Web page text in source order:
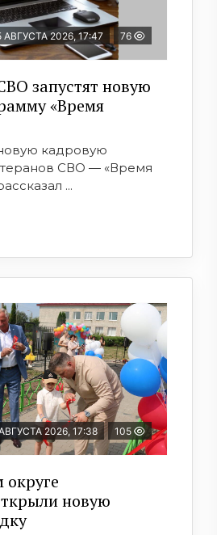
АВГУСТА 2026, 17:47 76
запустят новую
«Время
кадровую
СВО — «Время
...
2026, 17:38 105
новую